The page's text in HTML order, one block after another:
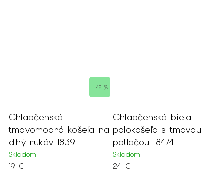
na
Chlapčenská biela
polokošeľa s tmavou
potlačou 18474
Chlapčenská
polokošeľa s
18473